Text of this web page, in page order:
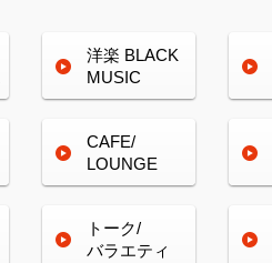
洋楽 BLACK
MUSIC
CAFE/
LOUNGE
トーク/
バラエティ